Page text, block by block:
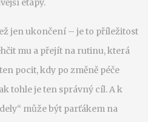
etapy.
jen ukončení – je to příležitost
mu a přejít na rutinu, která
pocit, kdy po změně péče
tohle je ten správný cíl. A k
může být parťákem na